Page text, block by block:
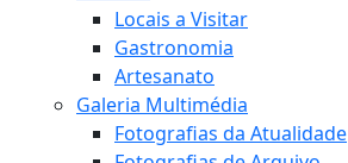
Locais a Visitar
Gastronomia
Artesanato
Galeria Multimédia
Fotografias da Atualidade